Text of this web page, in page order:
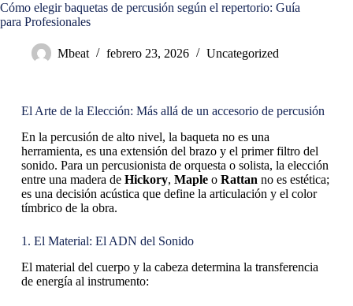
Cómo elegir baquetas de percusión según el repertorio: Guía
para Profesionales
Mbeat febrero 23, 2026 Uncategorized
El Arte de la Elección: Más allá de un accesorio de percusión
En la percusión de alto nivel, la baqueta no es una
herramienta, es una extensión del brazo y el primer filtro del
sonido. Para un percusionista de orquesta o solista, la elección
entre una madera de Hickory, Mapleo Rattan no es estética;
es una decisión acústica que define la articulación y el color
tímbrico de la obra.
1. El Material: El ADN del Sonido
El material del cuerpo y la cabeza determina la transferencia
de energía al instrumento: